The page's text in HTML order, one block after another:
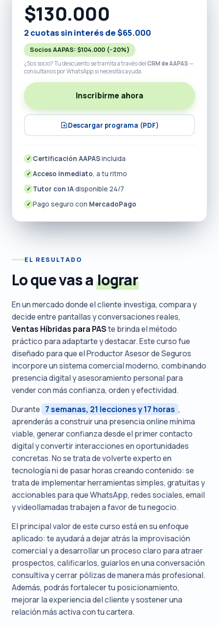
$130.000
2 cuotas sin interés de $65.000
Socios AAPAS: $104.000 (−20%)
¿Sos socio? Tu descuento se tramita a través del CRM de AAPAS —
consultanos por WhatsApp si necesitás ayuda.
Inscribirme ahora
Descargar programa (PDF)
✓ Certificación AAPASincluida
✓ Acceso inmediato, a tu ritmo
✓ Tutor con IAdisponible 24/7
✓ Pago seguro con MercadoPago
EL RESULTADO
Lo que vas a lograr
En un mercado donde el cliente investiga, compara y
decide entre pantallas y conversaciones reales,
Ventas Híbridas para PASte brinda el método
práctico para adaptarte y destacar. Este curso fue
diseñado para que el Productor Asesor de Seguros
incorpore un sistema comercial moderno, combinando
presencia digital y asesoramiento personal para
vender con más confianza, orden y efectividad.
Durante 7 semanas, 21 lecciones y 17 horas ,
aprenderás a construir una presencia online mínima
viable, generar confianza desde el primer contacto
digital y convertir interacciones en oportunidades
concretas. No se trata de volverte experto en
tecnología ni de pasar horas creando contenido: se
trata de implementar herramientas simples, gratuitas y
accionables para que WhatsApp, redes sociales, email
y videollamadas trabajen a favor de tu negocio.
El principal valor de este curso está en su enfoque
aplicado: te ayudará a dejar atrás la improvisación
comercial y a desarrollar un proceso claro para atraer
prospectos, calificarlos, guiarlos en una conversación
consultiva y cerrar pólizas de manera más profesional.
Además, podrás fortalecer tu posicionamiento,
mejorar la experiencia del cliente y sostener una
relación más activa con tu cartera.